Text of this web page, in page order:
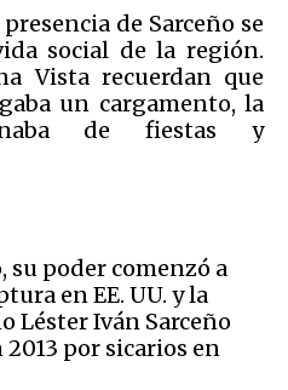
de Sarceño se
social de la región.
Vista recuerdan que
un cargamento, la
de fiestas y
su poder comenzó a
en EE. UU. y la
Léster Iván Sarceño
por sicarios en